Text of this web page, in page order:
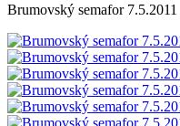
Brumovský semafor 7.5.2011